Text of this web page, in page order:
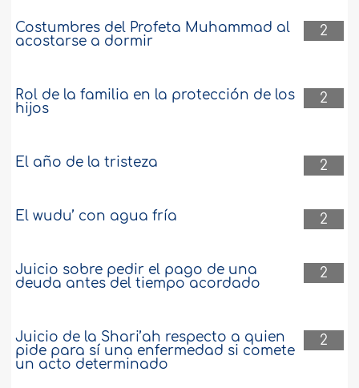
2
Costumbres del Profeta Muhammad al
acostarse a dormir
2
Rol de la familia en la protección de los
hijos
2
El año de la tristeza
2
El wudu’ con agua fría
2
Juicio sobre pedir el pago de una
deuda antes del tiempo acordado
2
Juicio de la Shari’ah respecto a quien
pide para sí una enfermedad si comete
un acto determinado